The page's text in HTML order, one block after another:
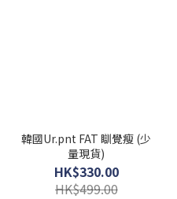
韓國Ur.pnt FAT 瞓覺瘦 (少
量現貨)
HK$330.00
HK$499.00